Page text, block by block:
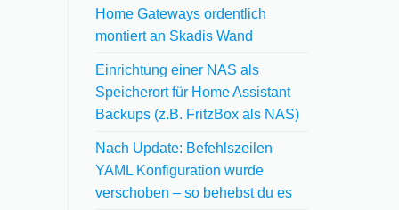
Home Gateways ordentlich
montiert an Skadis Wand
Einrichtung einer NAS als
Speicherort für Home Assistant
Backups (z.B. FritzBox als NAS)
Nach Update: Befehlszeilen
YAML Konfiguration wurde
verschoben – so behebst du es